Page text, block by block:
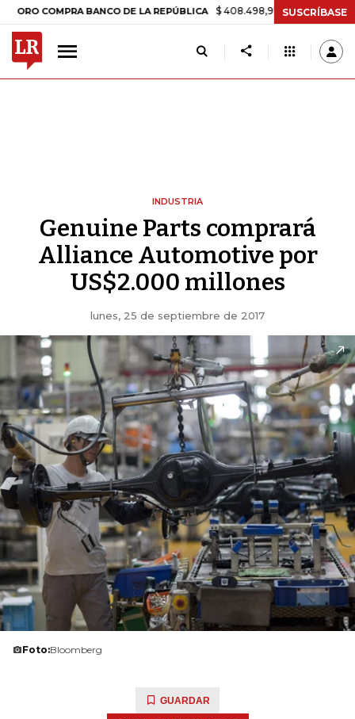
BANCO DE LA REPÚBLICA $ 408.498,97 +$ 8.753,81 +2,19%
SUSCRÍBASE
INDUSTRIA
Genuine Parts comprará
Alliance Automotive por
US$2.000 millones
lunes, 25 de septiembre de 2017
Foto:Bloomberg
GUARDAR